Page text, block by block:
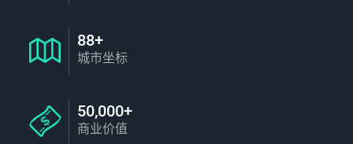
88+
城市坐标
50,000+
商业价值